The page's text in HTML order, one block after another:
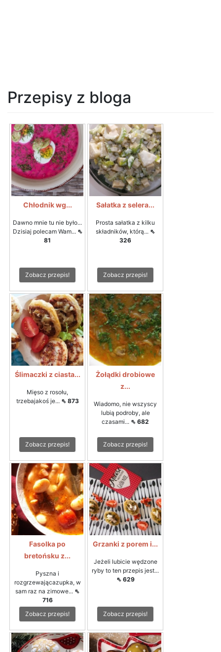
Przepisy z bloga
Chłodnik wg...
Dawno mnie tu nie było...
Dzisiaj polecam Wam... ⇖
81
Zobacz przepis!
Sałatka z selera...
Prosta sałatka z kilku
składników, którą... ⇖
326
Zobacz przepis!
Ślimaczki z ciasta...
Mięso z rosołu,
trzebajakoś je... ⇖ 873
Zobacz przepis!
Żołądki drobiowe
z...
Wiadomo, nie wszyscy
lubią podroby, ale
czasami... ⇖ 682
Zobacz przepis!
Fasolka po
bretońsku z...
Pyszna i
rozgrzewającazupka, w
sam raz na zimowe... ⇖
716
Zobacz przepis!
Grzanki z porem i...
Jeżeli lubicie wędzone
ryby to ten przepis jest...
⇖ 629
Zobacz przepis!